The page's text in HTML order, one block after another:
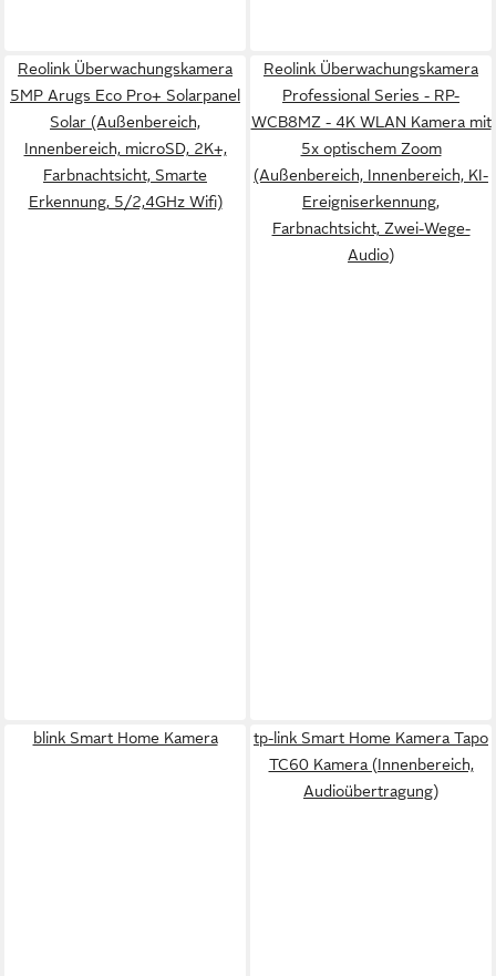
Reolink Überwachungskamera
5MP Arugs Eco Pro+ Solarpanel
Solar (Außenbereich,
Innenbereich, microSD, 2K+,
Farbnachtsicht, Smarte
Erkennung, 5/2,4GHz Wifi)
Reolink Überwachungskamera
Professional Series - RP-
WCB8MZ - 4K WLAN Kamera mit
5x optischem Zoom
(Außenbereich, Innenbereich, KI-
Ereigniserkennung,
Farbnachtsicht, Zwei-Wege-
Audio)
blink Smart Home Kamera
tp-link Smart Home Kamera Tapo
TC60 Kamera (Innenbereich,
Audioübertragung)